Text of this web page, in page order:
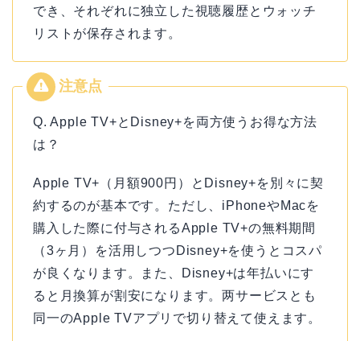
でき、それぞれに独立した視聴履歴とウォッチ
リストが保存されます。
Q. Apple TV+とDisney+を両方使うお得な方法
は？
Apple TV+（月額900円）とDisney+を別々に契
約するのが基本です。ただし、iPhoneやMacを
購入した際に付与されるApple TV+の無料期間
（3ヶ月）を活用しつつDisney+を使うとコスパ
が良くなります。また、Disney+は年払いにす
ると月換算が割安になります。两サービスとも
同一のApple TVアプリで切り替えて使えます。